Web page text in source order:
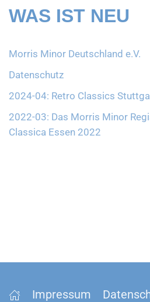
WAS IST NEU
Morris Minor Deutschland e.V.
Datenschutz
2024-04: Retro Classics
2022-03: Das Morris Minor
Classica Essen 2022
Impressum